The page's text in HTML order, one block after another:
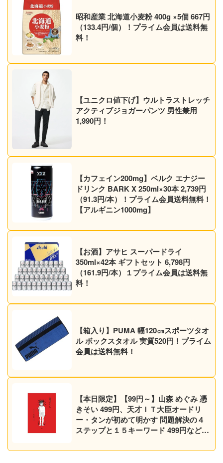
昭和産業 北海道小麦粉 400g ×5個 667円
（133.4円/個）！プライム会員は送料無
料！
【ユニクロ値下げ】ウルトラストレッチ
アクティブジョガーパンツ 男性兼用
1,990円！
【カフェイン200mg】ベルク エナジー
ドリンク BARK X 250ml×30本 2,739円
（91.3円/本）！プライム会員送料無料！
【アルギニン1000mg】
【お酒】アサヒ スーパードライ
350ml×42本 ギフトセット 6,798円
（161.9円/本）１プライム会員は送料無
料！
【箱入り】PUMA 幅120㎝スポーツタオ
ル ボックスタオル 実質520円！プライム
会員は送料無料！
【本日限定】【99円～】山森 めぐみ 憑
きそい 499円、天才ＩＴ大臣オードリ
ー・タンが初めて明かす 問題解決の４
ステップと１５キーワード 499円など30